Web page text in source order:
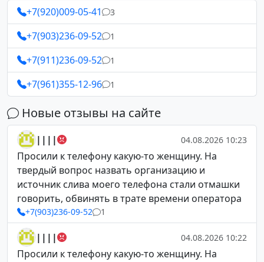
+7(920)009-05-41 3
+7(903)236-09-52 1
+7(911)236-09-52 1
+7(961)355-12-96 1
Новые отзывы на сайте
|||| 04.08.2026 10:23
Просили к телефону какую-то женщину. На
твердый вопрос назвать организацию и
источник слива моего телефона стали отмашки
говорить, обвинять в трате времени оператора
+7(903)236-09-52 1
|||| 04.08.2026 10:22
Просили к телефону какую-то женщину. На